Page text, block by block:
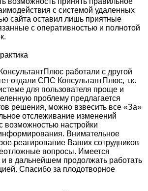
с системой удаленных
сайта оставил лишь приятные
с оперативностью и полнотой
работали с другой
отдали СПС КонсультантПлюс, т.к.
для пользователя проще и
проблему предлагается
решения, можно взвесить все «За»
отслеживание изменений
возможностью настройки
Внимательное
реагирование Ваших сотрудников
вопросы. Имеется
в дальнейшем продолжать работать
Спасибо за плодотворное